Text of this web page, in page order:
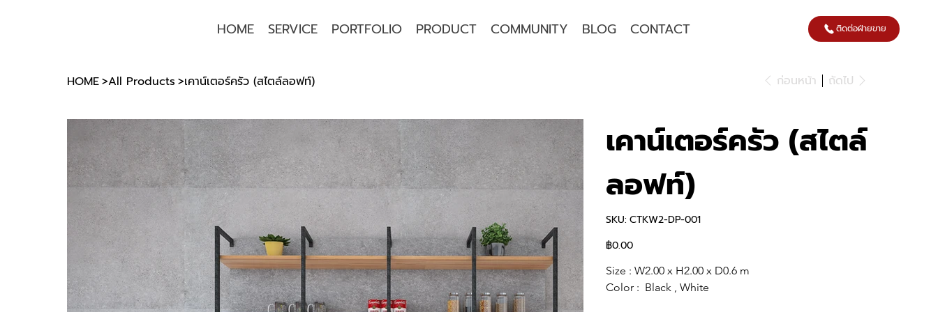
HOME SERVICE PORTFOLIO PRODUCT COMMUNITY BLOG CONTACT ติดต่อฝ่ายขาย
HOME>All Products >เคาน์เตอร์ครัว (สไตล์ลอฟท์) ก่อนหน้า ถัดไป
เคาน์เตอร์ครัว (สไตล์
ลอฟท์)
SKU: SKU
CTKW2-
CTKW2-DP-001
ราคา
฿0.00
Size : W2.00 x H2.00 x D0.6 m
Color :  Black , White